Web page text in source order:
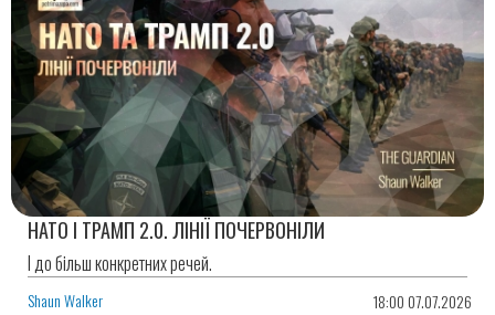
НАТО І ТРАМП 2.0. ЛІНІЇ ПОЧЕРВОНІЛИ
І до більш конкретних речей.
Shaun Walker 18:00 07.07.2026